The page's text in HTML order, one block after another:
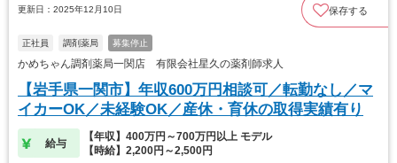
更新日：2025年12月10日 保存する
正社員 調剤薬局 募集停止
かめちゃん調剤薬局一関店 有限会社星久の薬剤師求人
【岩手県一関市】年収600万円相談可／転勤なし／マ
イカーOK／未経験OK／産休・育休の取得実績有り
給与
【年収】400万円～700万円以上 モデル
【時給】2,200円～2,500円